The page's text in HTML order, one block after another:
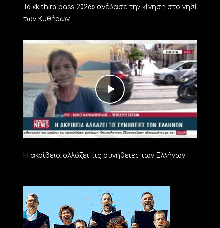
Το «kithira pass 2026» ανέβασε την κίνηση στο νησί
των Κυθήρων
Η ακρίβεια αλλάζει τις συνήθειες των Ελλήνων